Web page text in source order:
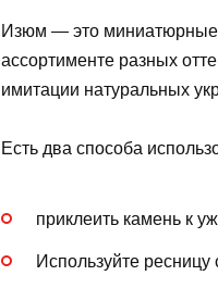
Изюм — это миниатюрные
ассортименте разных
имитации натуральных
Есть два способа
приклеить камень к
Используйте